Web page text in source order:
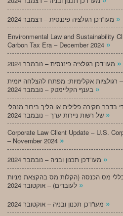
»
Environmental Law and Sustainability
Carbon Tax Era – December 2024 »
»
– רגולציות אקלימיות: מפתח להצלחה יזמית
»
בדבר חקירה פלילית או הליך בירור מנהלי
»
Corporate Law Client Update – U.S.
– November 2024 »
»
בכללי מס הכנסה (הקלות מס בהקצאת מניות
»
»